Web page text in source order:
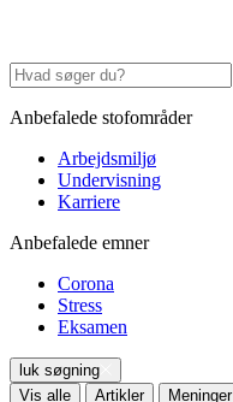
Anbefalede stofområder
Arbejdsmiljø
Undervisning
Karriere
Anbefalede emner
Corona
Stress
Eksamen
luk søgning
Vis alle
Artikler Meninger